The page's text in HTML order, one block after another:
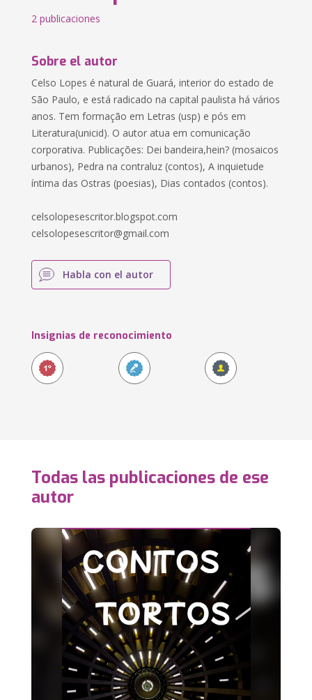
2 publicaciones
Sobre el autor
Celso Lopes é natural de Guará, interior do estado de
São Paulo, e está radicado na capital paulista há vários
anos. Tem formação em Letras (usp) e pós em
Literatura(unicid). O autor atua em comunicação
corporativa. Publicações: Dei bandeira,hein? (mosaicos
urbanos), Pedra na contraluz (contos), A inquietude
íntima das Ostras (poesias), Dias contados (contos).
celsolopesescritor.blogspot.com
celsolopesescritor@gmail.com
Habla con el autor
Insignias de reconocimiento
Todas las publicaciones de ese
autor